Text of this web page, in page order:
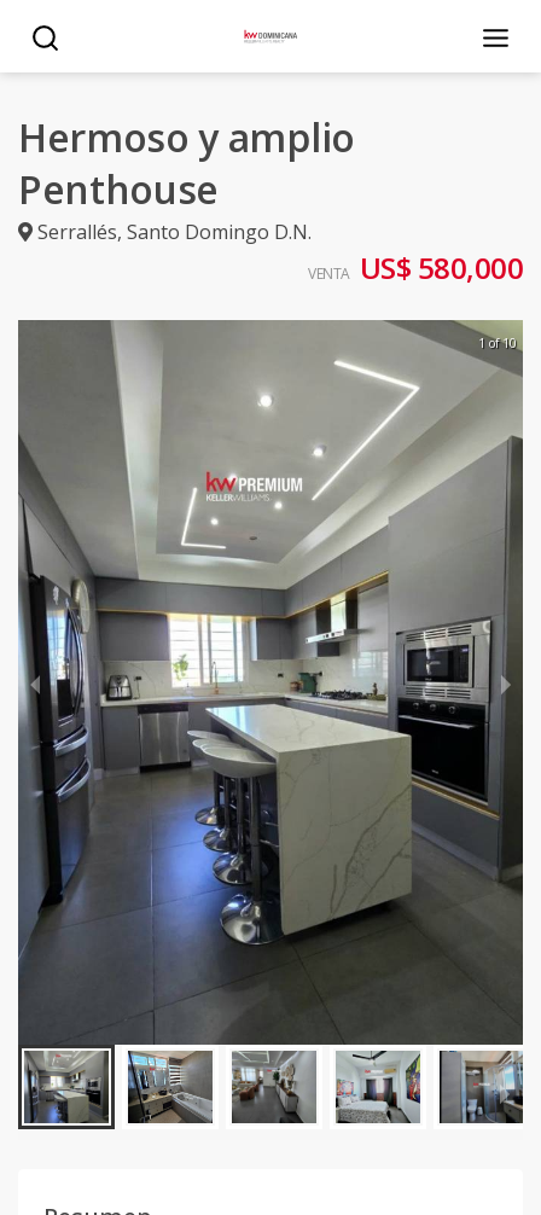
Hermoso y amplio
Penthouse
Serrallés, Santo Domingo D.N.
VENTA US$ 580,000
1 of 10